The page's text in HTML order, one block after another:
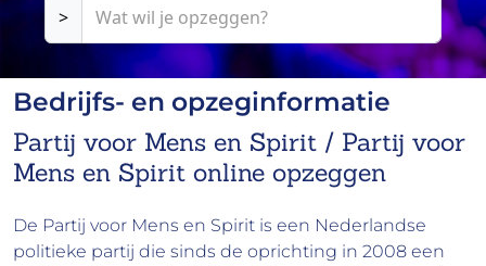
>
Bedrijfs- en opzeginformatie
Partij voor Mens en Spirit / Partij voor
Mens en Spirit online opzeggen
De Partij voor Mens en Spirit is een Nederlandse
politieke partij die sinds de oprichting in 2008 een